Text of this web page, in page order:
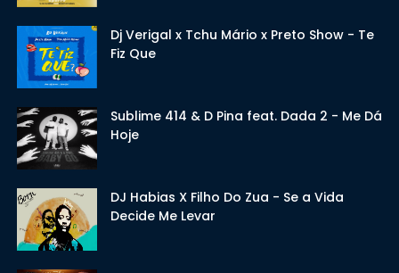
Dj Verigal x Tchu Mário x Preto Show - Te
Fiz Que
Sublime 414 & D Pina feat. Dada 2 - Me Dá
Hoje
DJ Habias X Filho Do Zua - Se a Vida
Decide Me Levar